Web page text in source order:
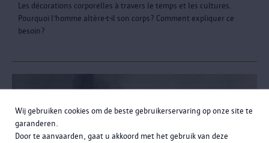
Wij gebruiken cookies om de beste gebruikerservaring op onze site te
garanderen.
Door te aanvaarden, gaat u akkoord met het gebruik van deze
Les décorations corporelles à travers le temps et les cultures.
Pourquoi l’homme altère-t-il son corps? Comment expliquer ce
besoin?